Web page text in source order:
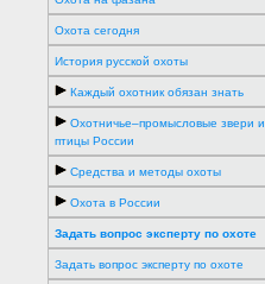
Охота сегодня
История русской охоты
Каждый охотник обязан знать
Охотничье–промысловые звери и
птицы России
Средства и методы охоты
Охота в России
Задать вопрос эксперту по охоте
Задать вопрос эксперту по охоте